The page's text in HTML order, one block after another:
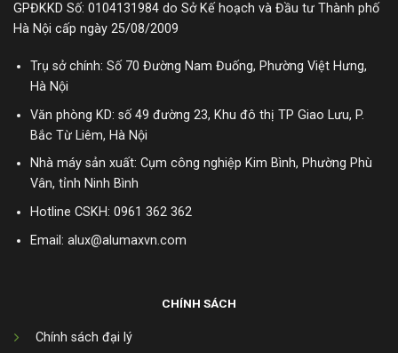
GPĐKKD Số: 0104131984 do Sở Kế hoạch và Đầu tư Thành phố
Hà Nội cấp ngày 25/08/2009
Trụ sở chính: Số 70 Đường Nam Đuống, Phường Việt Hưng,
Hà Nội
Văn phòng KD: số 49 đường 23, Khu đô thị TP Giao Lưu, P.
Bắc Từ Liêm, Hà Nội
Nhà máy sản xuất: Cụm công nghiệp Kim Bình, Phường Phù
Vân, tỉnh Ninh Bình
Hotline CSKH: 0961 362 362
Email: alux@alumaxvn.com
CHÍNH SÁCH
Chính sách đại lý